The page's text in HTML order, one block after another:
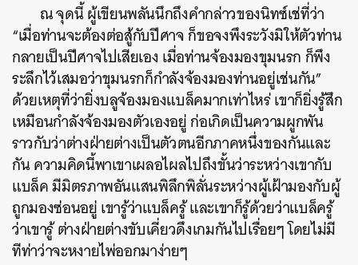
ณ จุดนี้ ผู้เขียนพลันนึกถึงคำกล่าวของนิทซ์เช่ที่ว่า
“เมื่อท่านจะต้องต่อสู้กับปีศาจ ก็ขอจงพึงระวังมิให้ตัวท่าน
กลายเป็นปีศาจไปเสียเอง เมื่อท่านจ้องมองขุมนรก ก็พึง
ระลึกไว้เสมอว่าขุมนรกก็กำลังจ้องมองท่านอยู่เช่นกัน”
ด้วยเหตุที่ว่ายิ่งบลูจ้องมองแบล็คมากเท่าไหร่ เขาก็ยิ่งรู้สึก
เหมือนกำลังจ้องมองตัวเองอยู่ ก่อเกิดเป็นความผูกพัน
ราวกับว่าต่างฝ่ายต่างเป็นตัวตนอีกภาคหนึ่งของกันและ
กัน ความคิดนี้พาเขาเผลอไผลไปถึงขั้นว่าระหว่างเขากับ
แบล็ค มีมิตรภาพอันแสนพิลึกพิลั่นระหว่างผู้เฝ้ามองกับผู้
ถูกมองซ่อนอยู่ เขารู้ว่าแบล็ครู้ และเขาก็รู้ด้วยว่าแบล็ครู้
ว่าเขารู้ ต่างฝ่ายต่างขับเคี่ยวดึงเกมกันไปเรื่อยๆ โดยไม่มี
ทีท่าว่าจะหงายไพ่ออกมาง่ายๆ